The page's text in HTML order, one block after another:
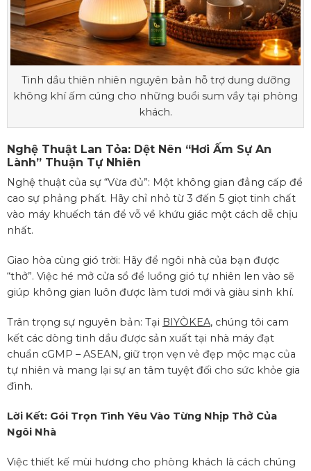
Tinh dầu thiên nhiên nguyên bản hỗ trợ dung dưỡng
không khí ấm cúng cho những buổi sum vầy tại phòng
khách.
Nghệ Thuật Lan Tỏa: Dệt Nên “Hơi Ấm Sự An
Lành” Thuận Tự Nhiên
Nghệ thuật của sự “Vừa đủ”: Một không gian đẳng cấp đề
cao sự phảng phất. Hãy chỉ nhỏ từ 3 đến 5 giọt tinh chất
vào máy khuếch tán để vỗ về khứu giác một cách dễ chịu
nhất.
Giao hòa cùng gió trời: Hãy để ngôi nhà của bạn được
“thở”. Việc hé mở cửa sổ để luồng gió tự nhiên len vào sẽ
giúp không gian luôn được làm tươi mới và giàu sinh khí.
Trân trọng sự nguyên bản: Tại BIYÒKEA, chúng tôi cam
kết các dòng tinh dầu được sản xuất tại nhà máy đạt
chuẩn cGMP – ASEAN, giữ trọn vẹn vẻ đẹp mộc mạc của
tự nhiên và mang lại sự an tâm tuyệt đối cho sức khỏe gia
đình.
Lời Kết: Gói Trọn Tình Yêu Vào Từng Nhịp Thở Của
Ngôi Nhà
Việc thiết kế mùi hương cho phòng khách là cách chúng